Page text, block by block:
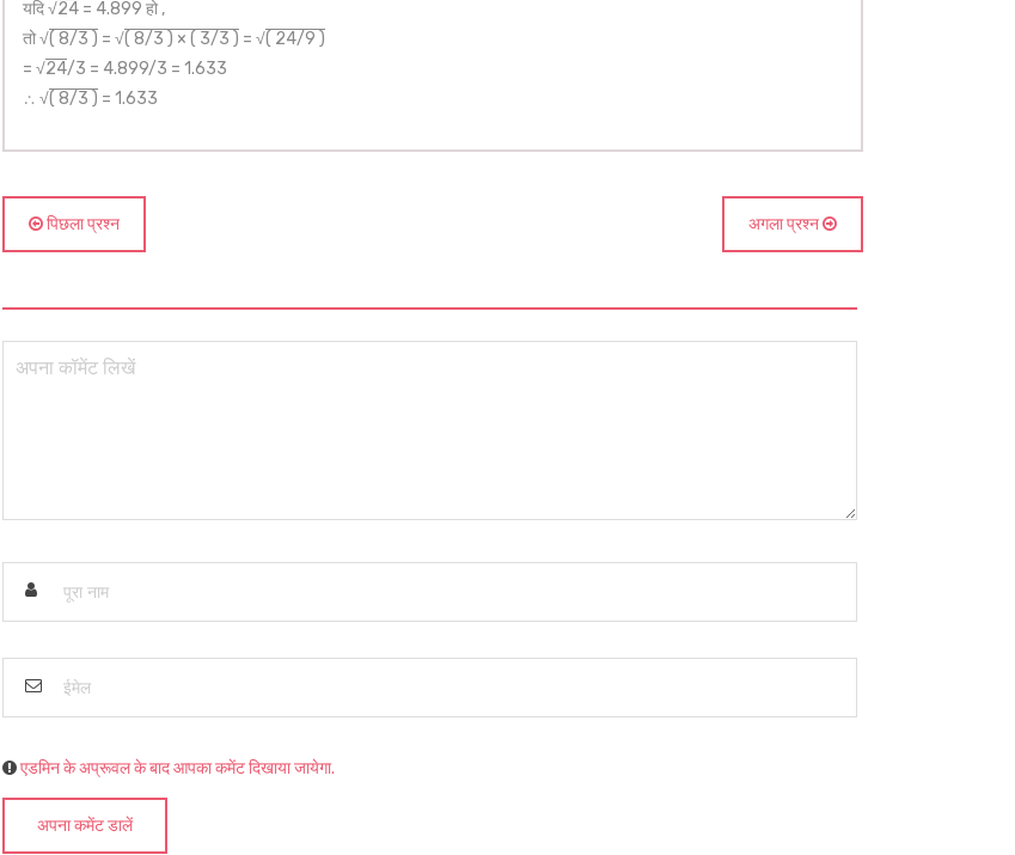
यदि √24 = 4.899 हो ,
तो √( 8/3 ) = √( 8/3 ) × ( 3/3 ) = √( 24/9 )
= √24/3 = 4.899/3 = 1.633
∴ √( 8/3 ) = 1.633
पिछला प्रश्न अगला प्रश्न
एडमिन के अप्रूवल के बाद आपका कमेंट दिखाया जायेगा.
अपना कमेंट डालें